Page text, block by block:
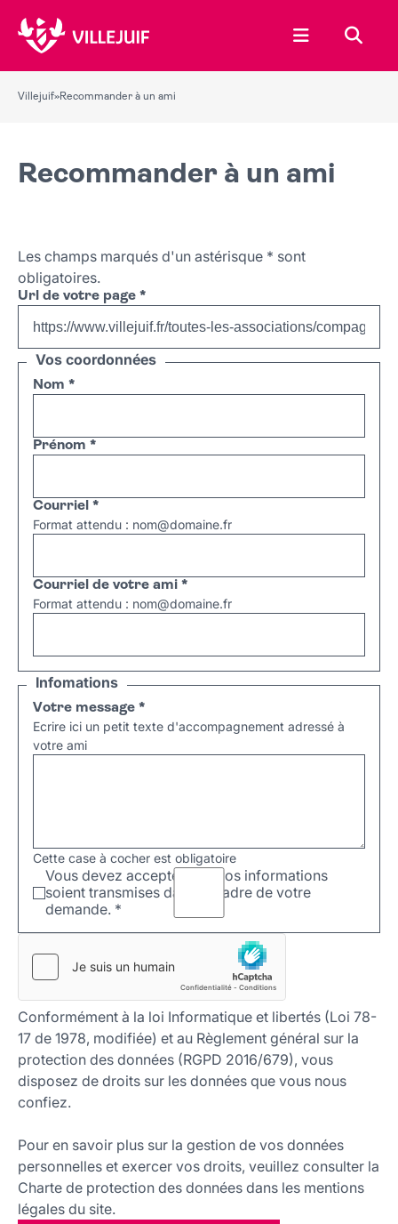
Ouvrir le
Villejuif»Recommander à un ami
Recommander à un ami
Les champs marqués d'un astérisque * sont
obligatoires.
Url de votre page *
Vos coordonnées
Nom *
Prénom *
Courriel *
Format attendu : nom@domaine.fr
Courriel de votre ami *
Format attendu : nom@domaine.fr
Infomations
Votre message *
Ecrire ici un petit texte d'accompagnement adressé à
votre ami
Cette case à cocher est obligatoire
Vous devez accepter que vos informations
soient transmises dans le cadre de votre
demande. *
Conformément à la loi Informatique et libertés (Loi 78-
17 de 1978, modifiée) et au Règlement général sur la
protection des données (RGPD 2016/679), vous
disposez de droits sur les données que vous nous
confiez.
Pour en savoir plus sur la gestion de vos données
personnelles et exercer vos droits, veuillez consulter la
Charte de protection des données dans les mentions
légales du site.